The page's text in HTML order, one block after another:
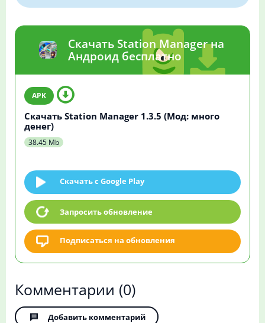
Скачать Station Manager на
Андроид бесплатно
Скачать Station Manager 1.3.5 (Мод: много
денег)
38.45 Mb
Скачать c Google Play
Запросить обновление
Подписаться на обновления
Комментарии (0)
Добавить комментарий